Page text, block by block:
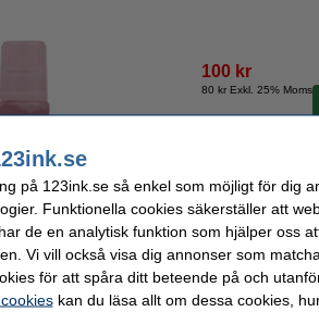
100 kr
80 kr Exkl. 25% Moms
Beställ nu
på 123ink.se så enkel som möjligt för dig
Funktionella cookies säkerställer att
de en analytisk funktion som hjälper oss
Vi vill också visa dig annonser som
för att spåra ditt beteende på och
kan du läsa allt om dessa cookies,